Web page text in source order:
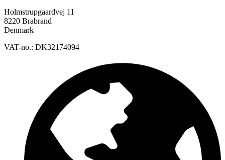
Holmstrupgaardvej 11
8220 Brabrand
Denmark
VAT-no.: DK32174094